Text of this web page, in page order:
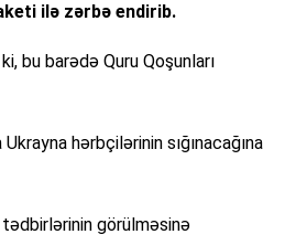
ilə zərbə endirib.
bu barədə Quru Qoşunları
hərbçilərinin sığınacağına
görülməsinə